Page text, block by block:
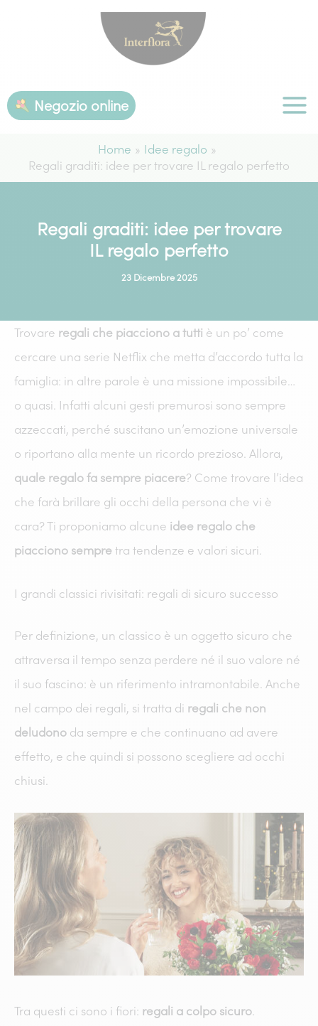
Negozio online
Home
Idee regalo
Regali graditi: idee per trovare IL regalo perfetto
Regali graditi: idee per trovare
IL regalo perfetto
23 Dicembre 2025
Trovare regali che piacciono a tutti è un po’ come
cercare una serie Netflix che metta d’accordo tutta la
famiglia: in altre parole è una missione impossibile…
o quasi. Infatti alcuni gesti premurosi sono sempre
azzeccati, perché suscitano un’emozione universale
o riportano alla mente un ricordo prezioso. Allora,
quale regalo fa sempre piacere? Come trovare l’idea
che farà brillare gli occhi della persona che vi è
cara? Ti proponiamo alcune idee regalo che
piacciono sempre tra tendenze e valori sicuri.
I grandi classici rivisitati: regali di sicuro successo
Per definizione, un classico è un oggetto sicuro che
attraversa il tempo senza perdere né il suo valore né
il suo fascino: è un riferimento intramontabile. Anche
nel campo dei regali, si tratta di regali che non
deludono da sempre e che continuano ad avere
effetto, e che quindi si possono scegliere ad occhi
chiusi.
Tra questi ci sono i fiori: regali a colpo sicuro.